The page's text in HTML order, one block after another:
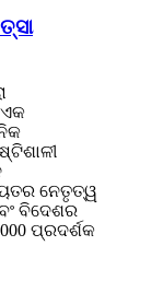
ଏକ
ନେତୃତ୍ୱ
ବିଦେଶର
ପ୍ରଦର୍ଶକ